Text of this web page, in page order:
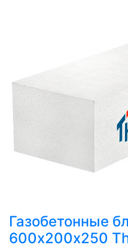
Газобетонные
600х200х250